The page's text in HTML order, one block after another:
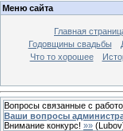
Меню сайта
Главная
Годовщины свадьбы
Что то хорошее
Вопросы связанные с
Ваши вопросы
Внимание конкурс! »» (Lubov